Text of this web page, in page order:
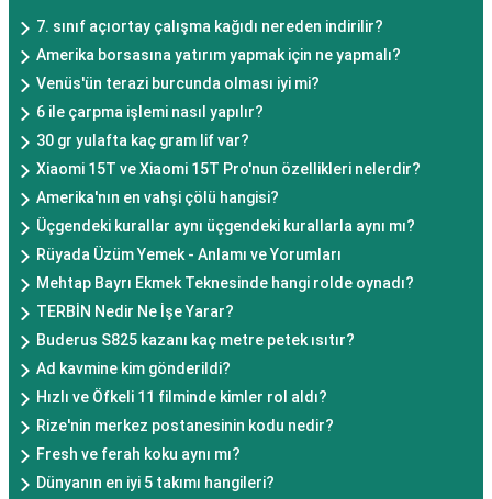
7. sınıf açıortay çalışma kağıdı nereden indirilir?
Amerika borsasına yatırım yapmak için ne yapmalı?
Venüs'ün terazi burcunda olması iyi mi?
6 ile çarpma işlemi nasıl yapılır?
30 gr yulafta kaç gram lif var?
Xiaomi 15T ve Xiaomi 15T Pro'nun özellikleri nelerdir?
Amerika'nın en vahşi çölü hangisi?
Üçgendeki kurallar aynı üçgendeki kurallarla aynı mı?
Rüyada Üzüm Yemek - Anlamı ve Yorumları
Mehtap Bayrı Ekmek Teknesinde hangi rolde oynadı?
TERBİN Nedir Ne İşe Yarar?
Buderus S825 kazanı kaç metre petek ısıtır?
Ad kavmine kim gönderildi?
Hızlı ve Öfkeli 11 filminde kimler rol aldı?
Rize'nin merkez postanesinin kodu nedir?
Fresh ve ferah koku aynı mı?
Dünyanın en iyi 5 takımı hangileri?